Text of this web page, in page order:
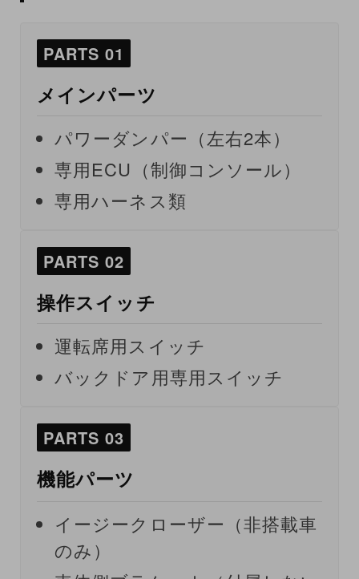
PARTS 01
メインパーツ
パワーダンパー（左右2本）
専用ECU（制御コンソール）
専用ハーネス類
PARTS 02
操作スイッチ
運転席用スイッチ
バックドア用専用スイッチ
PARTS 03
機能パーツ
イージークローザー（非搭載車
のみ）